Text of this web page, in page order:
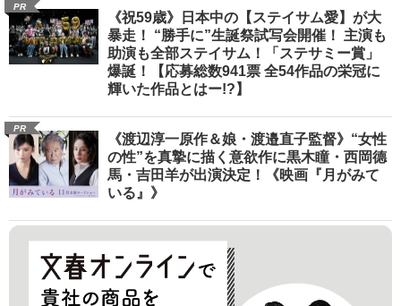
PR
《祝59歳》日本中の【ステイサム愛】が大
暴走！ “勝手に”生誕祭試写会開催！ 主演も
助演も全部ステイサム！「ステサミー賞」
爆誕！【応募総数941票 全54作品の栄冠に
輝いた作品とはー!?】
PR
《渡辺淳一原作＆娘・渡邉直子監督》“女性
の性”を真摯に描く意欲作に黒木瞳・西岡德
馬・吉田羊が出演決定！《映画『月がみて
いる』》